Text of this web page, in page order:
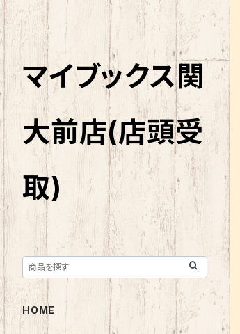
マイブックス関
大前店(店頭受
取)
HOME